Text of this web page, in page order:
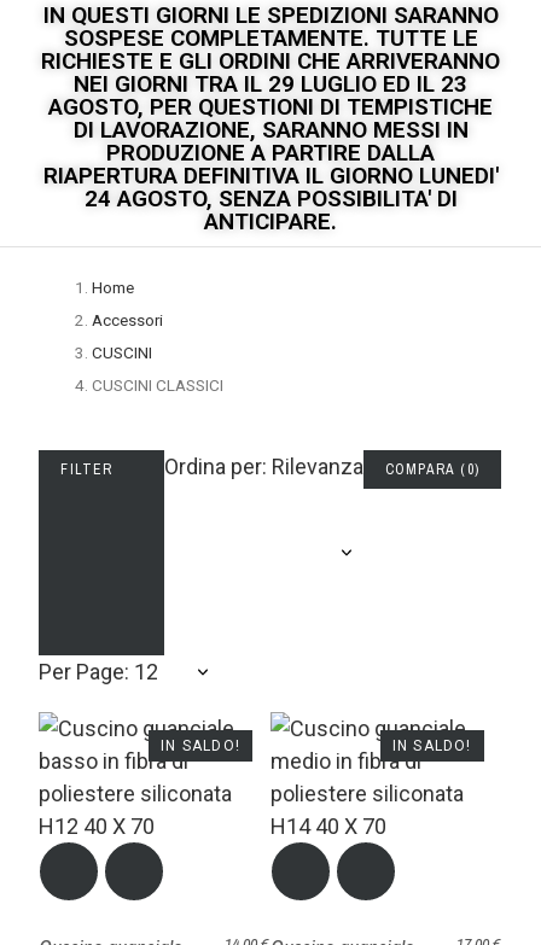
IN QUESTI GIORNI LE SPEDIZIONI SARANNO
SOSPESE COMPLETAMENTE. TUTTE LE
RICHIESTE E GLI ORDINI CHE ARRIVERANNO
NEI GIORNI TRA IL 29 LUGLIO ED IL 23
AGOSTO, PER QUESTIONI DI TEMPISTICHE
DI LAVORAZIONE, SARANNO MESSI IN
PRODUZIONE A PARTIRE DALLA
RIAPERTURA DEFINITIVA IL GIORNO LUNEDI'
24 AGOSTO, SENZA POSSIBILITA' DI
ANTICIPARE.
Home
Accessori
CUSCINI
CUSCINI CLASSICI
FILTER Ordina per: Rilevanza COMPARA (0)
Per Page: 12
IN SALDO! IN SALDO!